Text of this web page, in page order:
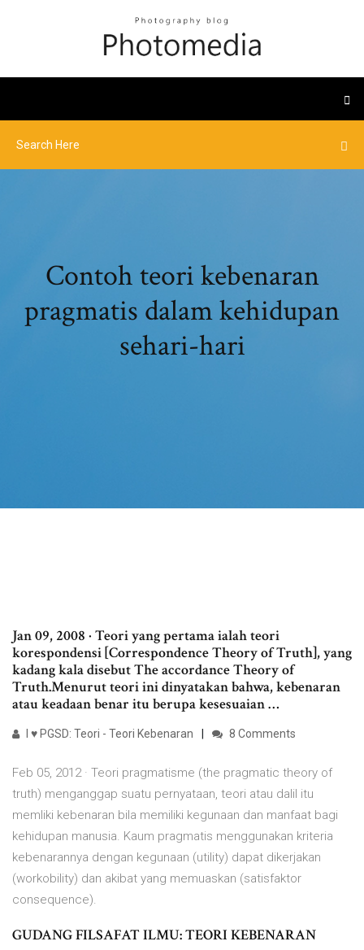
Contoh teori kebenaran
pragmatis dalam kehidupan
sehari-hari
Jan 09, 2008 · Teori yang pertama ialah teori
korespondensi [Correspondence Theory of Truth], yang
kadang kala disebut The accordance Theory of
Truth.Menurut teori ini dinyatakan bahwa, kebenaran
atau keadaan benar itu berupa kesesuaian …
I ♥ PGSD: Teori - Teori Kebenaran 8 Comments
Feb 05, 2012 · Teori pragmatisme (the pragmatic theory of
truth) menganggap suatu pernyataan, teori atau dalil itu
memliki kebenaran bila memiliki kegunaan dan manfaat bagi
kehidupan manusia. Kaum pragmatis menggunakan kriteria
kebenarannya dengan kegunaan (utility) dapat dikerjakan
(workobility) dan akibat yang memuaskan (satisfaktor
consequence).
GUDANG FILSAFAT ILMU: TEORI KEBENARAN